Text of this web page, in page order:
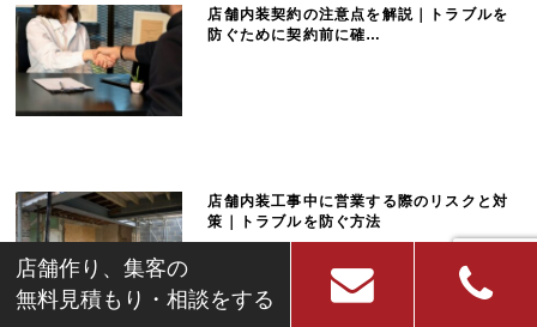
店舗内装契約の注意点を解説｜トラブルを
防ぐために契約前に確…
店舗内装工事中に営業する際のリスクと対
策｜トラブルを防ぐ方法
店舗作り、集客の
無料見積もり・相談をする